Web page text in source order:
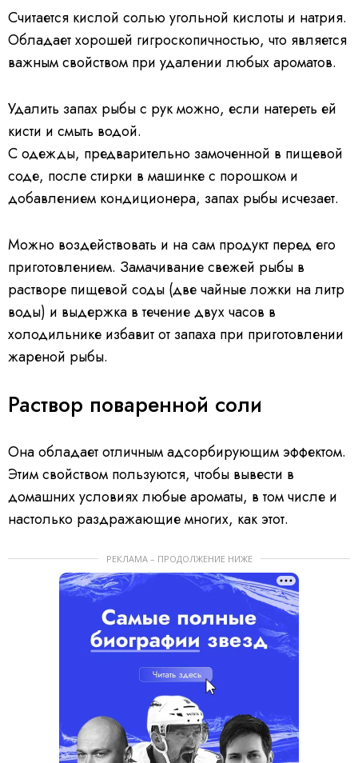
Считается кислой солью угольной кислоты и натрия.
Обладает хорошей гигроскопичностью, что является
важным свойством при удалении любых ароматов.
Удалить запах рыбы с рук можно, если натереть ей
кисти и смыть водой.
С одежды, предварительно замоченной в пищевой
соде, после стирки в машинке с порошком и
добавлением кондиционера, запах рыбы исчезает.
Можно воздействовать и на сам продукт перед его
приготовлением. Замачивание свежей рыбы в
растворе пищевой соды (две чайные ложки на литр
воды) и выдержка в течение двух часов в
холодильнике избавит от запаха при приготовлении
жареной рыбы.
Раствор поваренной соли
Она обладает отличным адсорбирующим эффектом.
Этим свойством пользуются, чтобы вывести в
домашних условиях любые ароматы, в том числе и
настолько раздражающие многих, как этот.
РЕКЛАМА – ПРОДОЛЖЕНИЕ НИЖЕ